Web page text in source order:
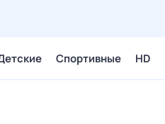
Спортивные HD